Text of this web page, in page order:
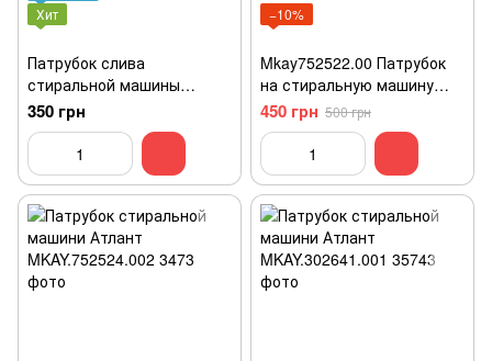
Хит
Патрубок слива
стиральной машины
AEG/ZANUSSI/ELECTROLU
X 1085784
350 грн
−10%
Mkay752522.00 Патрубок
на стиральную машину
Атлант. Склад запчастей
на стиральные машины
home-servise.com.ua
450 грн 500 грн